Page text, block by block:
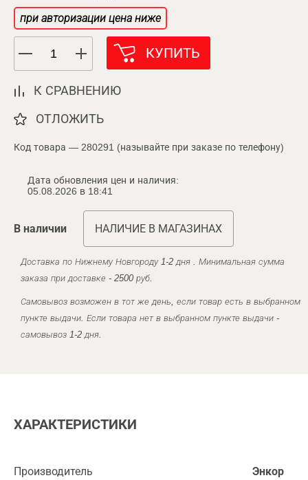
при авторизации цена ниже
КУПИТЬ
К СРАВНЕНИЮ
ОТЛОЖИТЬ
Код товара — 280291 (называйте при заказе по телефону)
Дата обновления цен и наличия:
05.08.2026 в 18:41
В наличии НАЛИЧИЕ В МАГАЗИНАХ
Доставка по Нижнему Новгороду 1-2 дня . Минимальная сумма
заказа при доставке - 2500 руб.
Самовывоз возможен в тот же день, если товар есть в выбранном
пункте выдачи. Если товара нет в выбранном пункте выдачи -
самовывоз 1-2 дня.
ХАРАКТЕРИСТИКИ
Производитель Энкор